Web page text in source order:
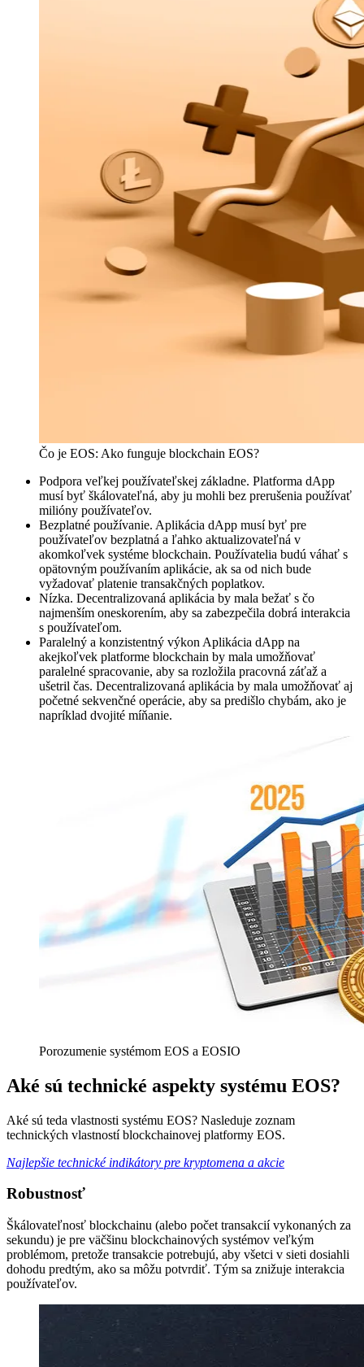
Čo je EOS: Ako funguje blockchain EOS?
Podpora veľkej používateľskej základne. Platforma dApp
musí byť škálovateľná, aby ju mohli bez prerušenia používať
milióny používateľov.
Bezplatné používanie. Aplikácia dApp musí byť pre
používateľov bezplatná a ľahko aktualizovateľná v
akomkoľvek systéme blockchain. Používatelia budú váhať s
opätovným používaním aplikácie, ak sa od nich bude
vyžadovať platenie transakčných poplatkov.
Nízka. Decentralizovaná aplikácia by mala bežať s čo
najmenším oneskorením, aby sa zabezpečila dobrá interakcia
s používateľom.
Paralelný a konzistentný výkon Aplikácia dApp na
akejkoľvek platforme blockchain by mala umožňovať
paralelné spracovanie, aby sa rozložila pracovná záťaž a
ušetril čas. Decentralizovaná aplikácia by mala umožňovať aj
početné sekvenčné operácie, aby sa predišlo chybám, ako je
napríklad dvojité míňanie.
Porozumenie systémom EOS a EOSIO
Aké sú technické aspekty systému EOS?
Aké sú teda vlastnosti systému EOS? Nasleduje zoznam
technických vlastností blockchainovej platformy EOS.
Najlepšie technické indikátory pre kryptomena a akcie
Robustnosť
Škálovateľnosť blockchainu (alebo počet transakcií vykonaných za
sekundu) je pre väčšinu blockchainových systémov veľkým
problémom, pretože transakcie potrebujú, aby všetci v sieti dosiahli
dohodu predtým, ako sa môžu potvrdiť. Tým sa znižuje interakcia
používateľov.